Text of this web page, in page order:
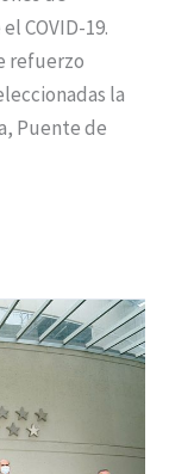
COVID-19.
refuerzo
la
Puente de